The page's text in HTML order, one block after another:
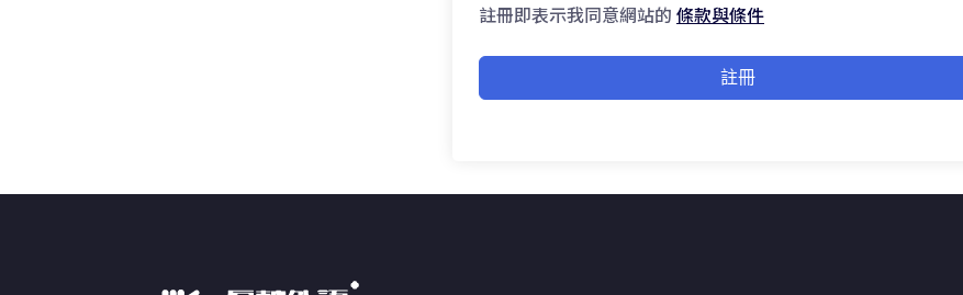
註冊即表示我同意網站的 條款與條件
註冊